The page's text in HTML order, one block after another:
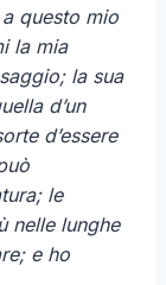
questo mio
la mia
la sua
d’un
d’essere
le
nelle lunghe
e ho